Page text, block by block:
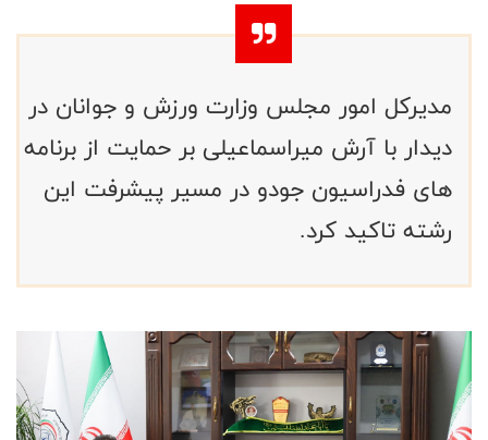
مدیرکل امور مجلس وزارت ورزش و جوانان در
دیدار با آرش میراسماعیلی بر حمایت از برنامه
های فدراسیون جودو در مسیر پیشرفت این
رشته تاکید کرد.